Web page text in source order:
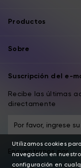
Productos
Sobre
Suscripción del e-
Recibe las últimas
directamente
Encuentranos por
Utilizamos cookies
navegación en
configuración en